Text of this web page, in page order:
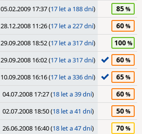
05.02.2009 17:37 (17 let a 188 dní) 85
28.12.2008 11:26 (17 let a 227 dní) 60
29.09.2008 18:52 (17 let a 317 dní) 100
29.09.2008 16:02 (17 let a 317 dní) 60
10.09.2008 16:16 (17 let a 336 dní) 65
04.07.2008 17:27 (18 let a 39 dní) 60
02.07.2008 18:50 (18 let a 41 dní) 50
26.06.2008 16:40 (18 let a 47 dní) 70